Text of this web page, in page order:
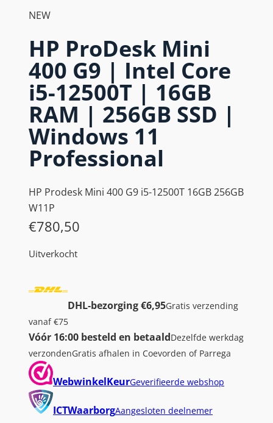
NEW
HP ProDesk Mini
400 G9 | Intel Core
i5-12500T | 16GB
RAM | 256GB SSD |
Windows 11
Professional
HP Prodesk Mini 400 G9 i5-12500T 16GB 256GB
W11P
€780,50
Uitverkocht
DHL-bezorging €6,95Gratis verzending
vanaf €75
Vóór 16:00 besteld en betaaldDezelfde werkdag
verzondenGratis afhalen in Coevorden of Parrega
WebwinkelKeurGeverifieerde webshop
ICTWaarborgAangesloten deelnemer